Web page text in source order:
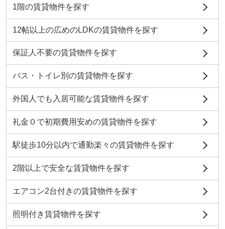
1階の賃貸物件を探す
12帖以上の広めのLDKの賃貸物件を探す
保証人不要の賃貸物件を探す
バス・トイレ別の賃貸物件を探す
外国人でも入居可能な賃貸物件を探す
礼金０で初期費用安めの賃貸物件を探す
駅徒歩10分以内で通勤楽々の賃貸物件を探す
2階以上で安全な賃貸物件を探す
エアコン2台付きの賃貸物件を探す
照明付き賃貸物件を探す